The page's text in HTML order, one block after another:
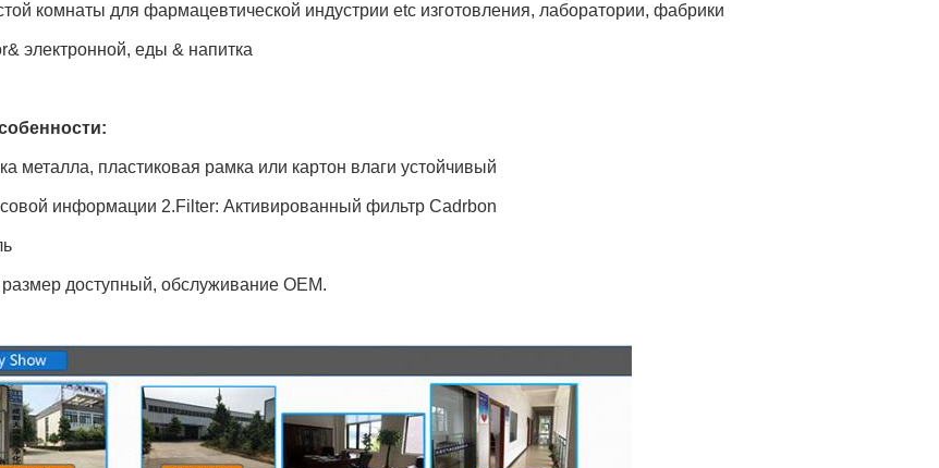
комнаты для фармацевтической индустрии etc изготовления, лаборатории, фабрики
электронной, еды & напитка
металла, пластиковая рамка или картон влаги устойчивый
информации 2.Filter: Активированный фильтр Cadrbon
доступный, обслуживание OEM.